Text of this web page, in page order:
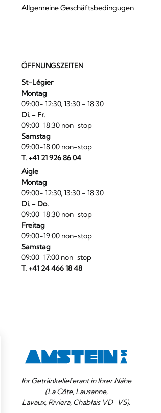
Allgemeine Geschäftsbedingugen
ÖFFNUNGSZEITEN
St-Légier
Montag
09:00- 12:30, 13:30 - 18:30
Di. - Fr.
09:00-18:30 non-stop
Samstag
09:00-18:00 non-stop
T. +41 21 926 86 04
Aigle
Montag
09:00- 12:30, 13:30 - 18:30
Di. - Do.
09:00-18:30 non-stop
Freitag
09:00-19:00 non-stop
Samstag
09:00-17:00 non-stop
T. +41 24 466 18 48
Ihr Getränkelieferant in Ihrer Nähe
(La Côte, Lausanne,
Lavaux, Riviera, Chablais VD-VS).